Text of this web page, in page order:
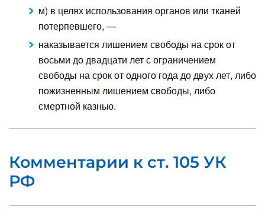
м) в целях использования органов или тканей
потерпевшего, —
наказывается лишением свободы на срок от
восьми до двадцати лет с ограничением
свободы на срок от одного года до двух лет, либо
пожизненным лишением свободы, либо
смертной казнью.
Комментарии к ст. 105 УК
РФ